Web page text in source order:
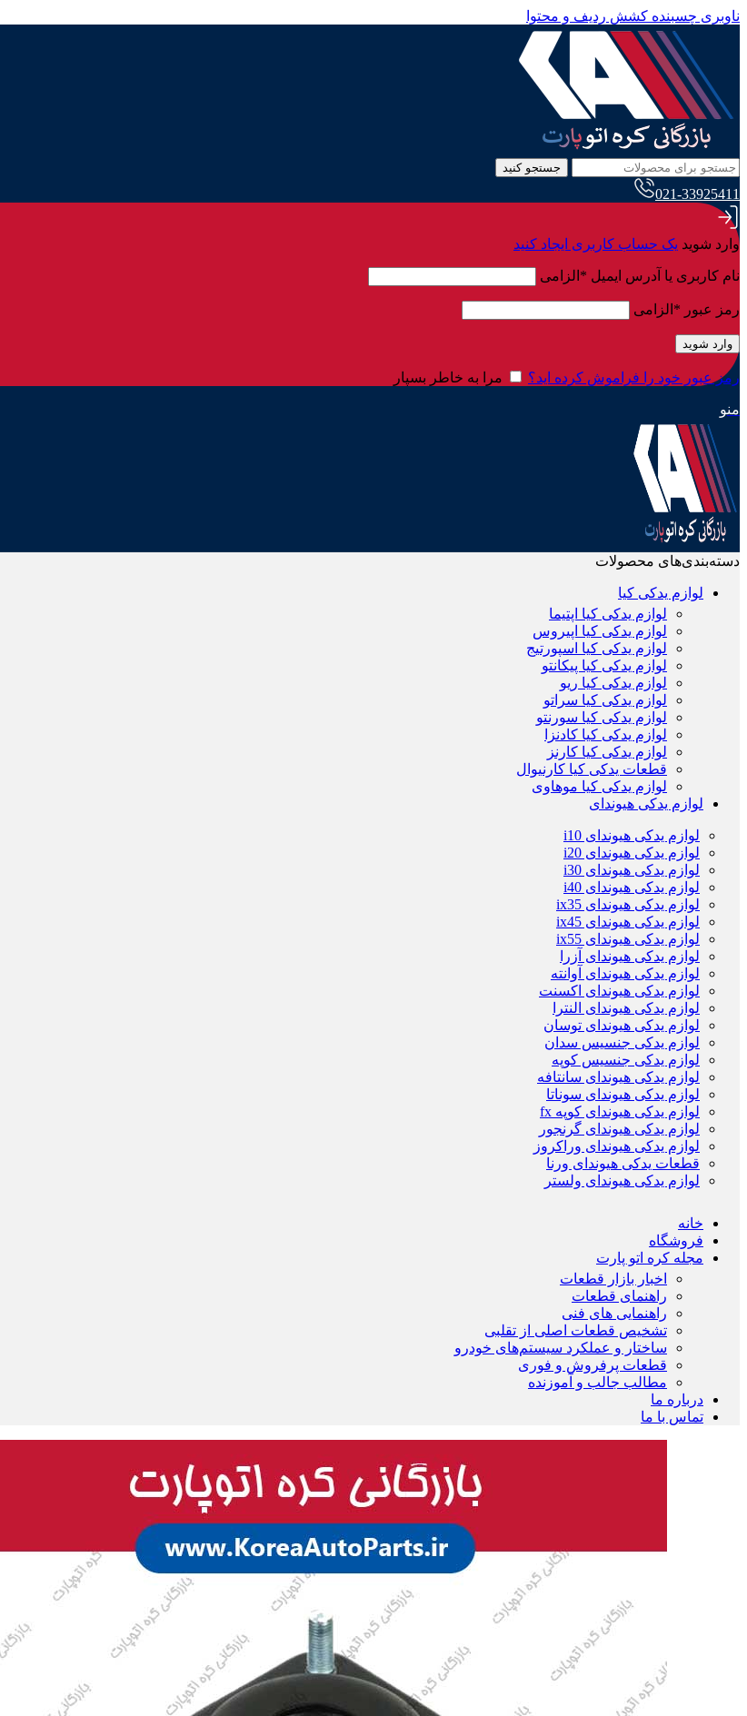
ناوبری چسبنده کشش ردیف و محتوا
جستجو کنید
021-33925411
وارد شوید یک حساب کاربری ایجاد کنید
نام کاربری یا آدرس ایمیل * الزامی
رمز عبور * الزامی
وارد شوید
رمز عبور خود را فراموش کرده اید؟ مرا به خاطر بسپار
منو
دسته‌بندی‌های محصولات
لوازم یدکی کیا
لوازم یدکی کیا اپتیما
لوازم یدکی کیا اپیروس
لوازم یدکی کیا اسپورتیج
لوازم یدکی کیا پیکانتو
لوازم یدکی کیا ریو
لوازم یدکی کیا سراتو
لوازم یدکی کیا سورنتو
لوازم یدکی کیا کادنزا
لوازم یدکی کیا کارنز
قطعات یدکی کیا کارنیوال
لوازم یدکی کیا موهاوی
لوازم یدکی هیوندای
لوازم یدکی هیوندای i10
لوازم یدکی هیوندای i20
لوازم یدکی هیوندای i30
لوازم یدکی هیوندای i40
لوازم یدکی هیوندای ix35
لوازم یدکی هیوندای ix45
لوازم یدکی هیوندای ix55
لوازم یدکی هیوندای آزرا
لوازم یدکی هیوندای آوانته
لوازم یدکی هیوندای اکسنت
لوازم یدکی هیوندای النترا
لوازم یدکی هیوندای توسان
لوازم یدکی جنسیس سدان
لوازم یدکی جنسیس کوپه
لوازم یدکی هیوندای سانتافه
لوازم یدکی هیوندای سوناتا
لوازم یدکی هیوندای کوپه fx
لوازم یدکی هیوندای گرنجور
لوازم یدکی هیوندای وراکروز
قطعات یدکی هیوندای ورنا
لوازم یدکی هیوندای ولستر
خانه
فروشگاه
مجله کره اتو پارت
اخبار بازار قطعات
راهنمای قطعات
راهنمایی های فنی
تشخیص قطعات اصلی از تقلبی
ساختار و عملکرد سیستم‌های خودرو
قطعات پرفروش و فوری
مطالب جالب و آموزنده
درباره ما
تماس با ما